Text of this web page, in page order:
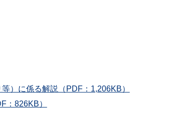
）に係る解説（PDF：1,206KB）
：826KB）